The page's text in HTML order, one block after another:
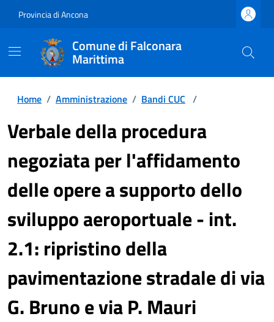
Provincia di Ancona
Comune di Falconara
Marittima
Home / Amministrazione / Bandi CUC /
Verbale della procedura
negoziata per l'affidamento
delle opere a supporto dello
sviluppo aeroportuale - int.
2.1: ripristino della
pavimentazione stradale di via
G. Bruno e via P. Mauri